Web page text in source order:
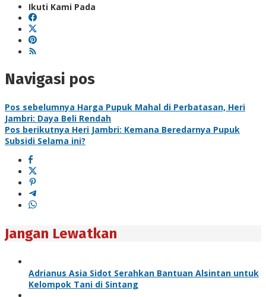
Ikuti Kami Pada
Navigasi pos
Pos sebelumnya Harga Pupuk Mahal di Perbatasan, Heri
Jambri: Daya Beli Rendah
Pos berikutnya Heri Jambri: Kemana Beredarnya Pupuk
Subsidi Selama ini?
Jangan Lewatkan
Adrianus Asia Sidot Serahkan Bantuan Alsintan untuk
Kelompok Tani di Sintang